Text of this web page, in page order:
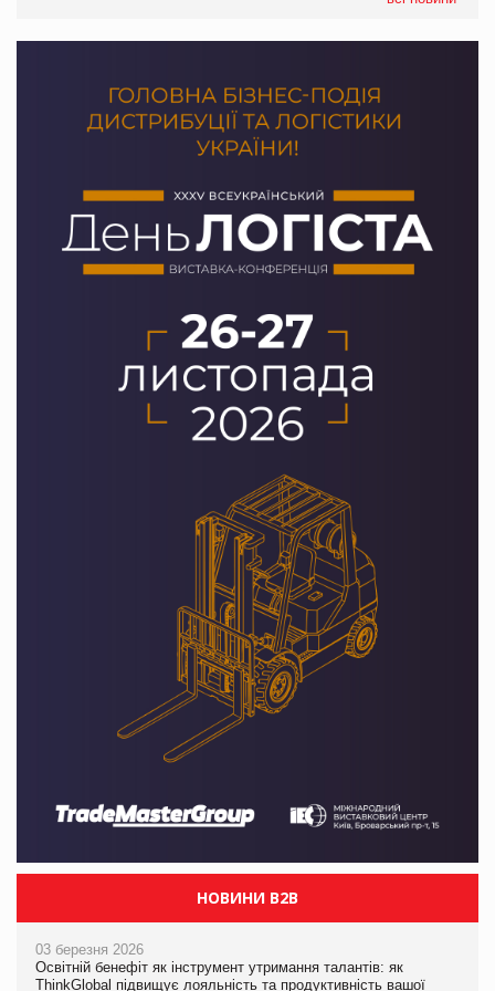
НОВИНИ B2B
03 березня 2026
Освітній бенефіт як інструмент утримання талантів: як
ThinkGlobal підвищує лояльність та продуктивність вашої